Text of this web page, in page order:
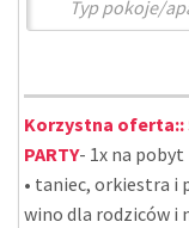
Korzystna oferta::
PARTY- 1x na pobyt
• taniec, orkiestra i
wino dla rodziców i